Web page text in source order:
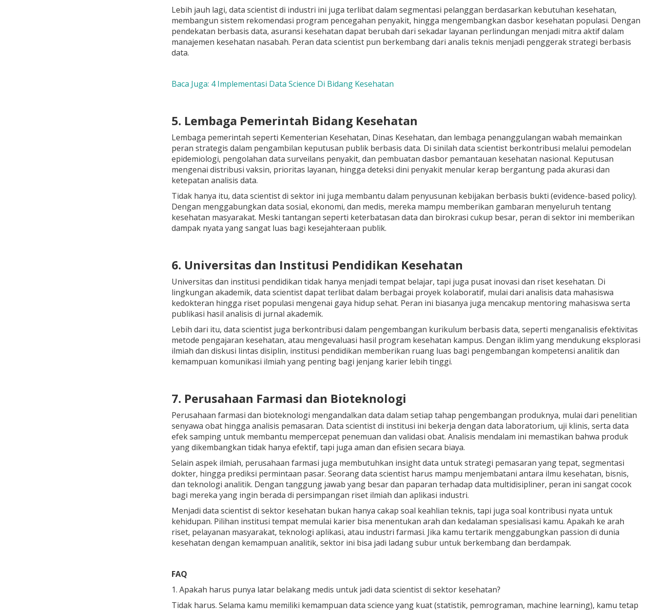
Lebih jauh lagi, data scientist di industri ini juga terlibat dalam segmentasi pelanggan berdasarkan kebutuhan kesehatan,
membangun sistem rekomendasi program pencegahan penyakit, hingga mengembangkan dasbor kesehatan populasi. Dengan
pendekatan berbasis data, asuransi kesehatan dapat berubah dari sekadar layanan perlindungan menjadi mitra aktif dalam
manajemen kesehatan nasabah. Peran data scientist pun berkembang dari analis teknis menjadi penggerak strategi berbasis
data.
Baca Juga: 4 Implementasi Data Science Di Bidang Kesehatan
5. Lembaga Pemerintah Bidang Kesehatan
Lembaga pemerintah seperti Kementerian Kesehatan, Dinas Kesehatan, dan lembaga penanggulangan wabah memainkan
peran strategis dalam pengambilan keputusan publik berbasis data. Di sinilah data scientist berkontribusi melalui pemodelan
epidemiologi, pengolahan data surveilans penyakit, dan pembuatan dasbor pemantauan kesehatan nasional. Keputusan
mengenai distribusi vaksin, prioritas layanan, hingga deteksi dini penyakit menular kerap bergantung pada akurasi dan
ketepatan analisis data.
Tidak hanya itu, data scientist di sektor ini juga membantu dalam penyusunan kebijakan berbasis bukti (evidence-based policy).
Dengan menggabungkan data sosial, ekonomi, dan medis, mereka mampu memberikan gambaran menyeluruh tentang
kesehatan masyarakat. Meski tantangan seperti keterbatasan data dan birokrasi cukup besar, peran di sektor ini memberikan
dampak nyata yang sangat luas bagi kesejahteraan publik.
6. Universitas dan Institusi Pendidikan Kesehatan
Universitas dan institusi pendidikan tidak hanya menjadi tempat belajar, tapi juga pusat inovasi dan riset kesehatan. Di
lingkungan akademik, data scientist dapat terlibat dalam berbagai proyek kolaboratif, mulai dari analisis data mahasiswa
kedokteran hingga riset populasi mengenai gaya hidup sehat. Peran ini biasanya juga mencakup mentoring mahasiswa serta
publikasi hasil analisis di jurnal akademik.
Lebih dari itu, data scientist juga berkontribusi dalam pengembangan kurikulum berbasis data, seperti menganalisis efektivitas
metode pengajaran kesehatan, atau mengevaluasi hasil program kesehatan kampus. Dengan iklim yang mendukung eksplorasi
ilmiah dan diskusi lintas disiplin, institusi pendidikan memberikan ruang luas bagi pengembangan kompetensi analitik dan
kemampuan komunikasi ilmiah yang penting bagi jenjang karier lebih tinggi.
7. Perusahaan Farmasi dan Bioteknologi
Perusahaan farmasi dan bioteknologi mengandalkan data dalam setiap tahap pengembangan produknya, mulai dari penelitian
senyawa obat hingga analisis pemasaran. Data scientist di institusi ini bekerja dengan data laboratorium, uji klinis, serta data
efek samping untuk membantu mempercepat penemuan dan validasi obat. Analisis mendalam ini memastikan bahwa produk
yang dikembangkan tidak hanya efektif, tapi juga aman dan efisien secara biaya.
Selain aspek ilmiah, perusahaan farmasi juga membutuhkan insight data untuk strategi pemasaran yang tepat, segmentasi
dokter, hingga prediksi permintaan pasar. Seorang data scientist harus mampu menjembatani antara ilmu kesehatan, bisnis,
dan teknologi analitik. Dengan tanggung jawab yang besar dan paparan terhadap data multidisipliner, peran ini sangat cocok
bagi mereka yang ingin berada di persimpangan riset ilmiah dan aplikasi industri.
Menjadi data scientist di sektor kesehatan bukan hanya cakap soal keahlian teknis, tapi juga soal kontribusi nyata untuk
kehidupan. Pilihan institusi tempat memulai karier bisa menentukan arah dan kedalaman spesialisasi kamu. Apakah ke arah
riset, pelayanan masyarakat, teknologi aplikasi, atau industri farmasi. Jika kamu tertarik menggabungkan passion di dunia
kesehatan dengan kemampuan analitik, sektor ini bisa jadi ladang subur untuk berkembang dan berdampak.
FAQ
1. Apakah harus punya latar belakang medis untuk jadi data scientist di sektor kesehatan?
Tidak harus. Selama kamu memiliki kemampuan data science yang kuat (statistik, pemrograman, machine learning), kamu tetap